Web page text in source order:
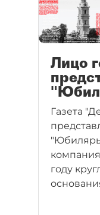
Лицо
Газета
году